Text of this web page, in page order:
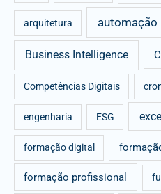
f
arquitetura automação
Business Intelligence
Competências Digitais
engenharia ESG excel
formação digital
formação profissional